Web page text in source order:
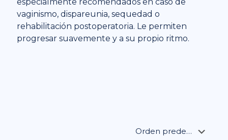
vaginismo, dispareunia, sequedad o
rehabilitación postoperatoria. Le permiten
progresar suavemente y a su propio ritmo.